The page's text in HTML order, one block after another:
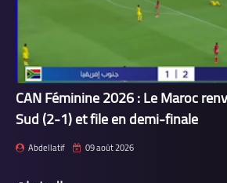
CAN Féminine 2026 : Le Maroc
Sud (2-1) et file en demi-finale
Abdellatif 09 août 2026